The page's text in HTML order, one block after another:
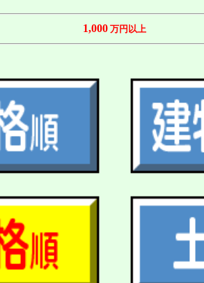
1,000 万円以上